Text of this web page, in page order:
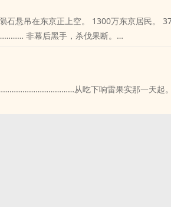
居民。 都处在陨石阴影的笼罩下。 ……………… 非幕后黑手，杀伐果断。
从吃下响雷果实那一天起。